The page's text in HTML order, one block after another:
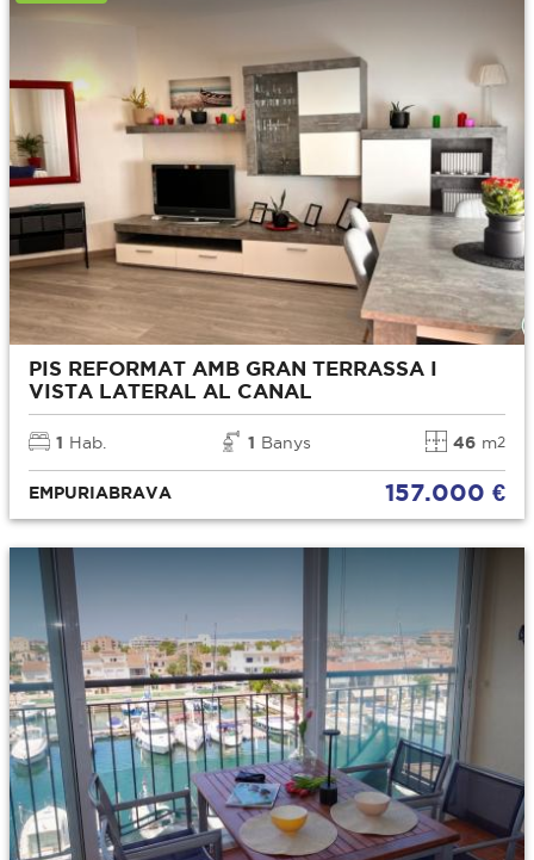
PIS REFORMAT AMB GRAN TERRASSA I
VISTA LATERAL AL CANAL
1 Hab. 1 Banys 46 m2
EMPURIABRAVA 157.000 €